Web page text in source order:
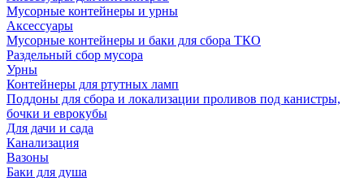
Мусорные контейнеры и урны
Аксессуары
Мусорные контейнеры и баки для сбора ТКО
Раздельный сбор мусора
Урны
Контейнеры для ртутных ламп
Поддоны для сбора и локализации проливов под канистры,
бочки и еврокубы
Для дачи и сада
Канализация
Вазоны
Баки для душа